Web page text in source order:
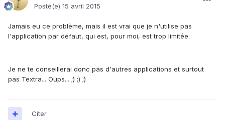
Posté(e) 15 avril 2015
Jamais eu ce problème, mais il est vrai que je n'utilise pas
l'application par défaut, qui est, pour moi, est trop limitée.
Je ne te conseillerai donc pas d'autres applications et surtout
pas Textra... Oups... ;) ;) ;)
Citer